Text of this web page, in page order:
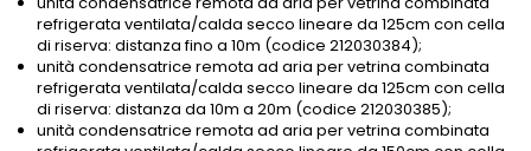
refrigerata ventilata/calda secco lineare da 125cm con cella
di riserva: distanza fino a 10m (codice 212030384);
unità condensatrice remota ad aria per vetrina combinata
refrigerata ventilata/calda secco lineare da 125cm con cella
di riserva: distanza da 10m a 20m (codice 212030385);
unità condensatrice remota ad aria per vetrina combinata